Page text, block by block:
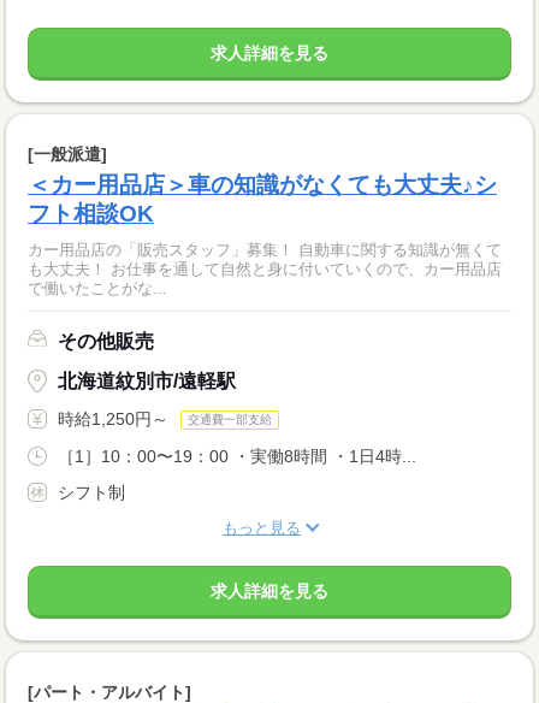
求人詳細を見る
[一般派遣]
＜カー用品店＞車の知識がなくても大丈夫♪シ
フト相談OK
カー用品店の「販売スタッフ」募集！ 自動車に関する知識が無くて
も大丈夫！ お仕事を通して自然と身に付いていくので、カー用品店
で働いたことがな...
その他販売
北海道紋別市/遠軽駅
時給1,250円～ 交通費一部支給
［1］10：00〜19：00 ・実働8時間 ・1日4時...
シフト制
もっと見る
求人詳細を見る
[パート・アルバイト]